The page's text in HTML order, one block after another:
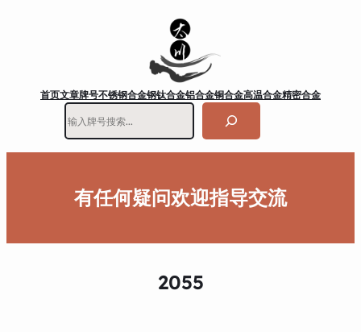
首页文章牌号不锈钢合金钢钛合金铝合金铜合金高温合金精密合金
有任何疑问欢迎指导交流
2055